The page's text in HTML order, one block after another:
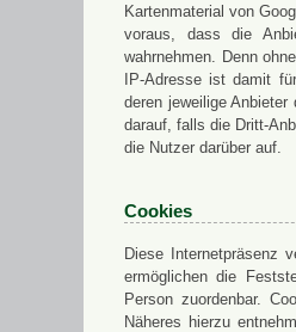
Kartenmaterial von
voraus, dass die
wahrnehmen. Denn
IP-Adresse ist damit
deren jeweilige
darauf, falls die Dritt-
die Nutzer darüber auf.
Cookies
Diese Internetpräsenz
ermöglichen die
Person zuordenbar.
Näheres hierzu